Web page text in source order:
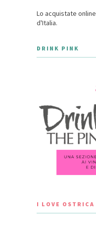
Lo acquistate online
d'Italia.
DRINK PINK
I LOVE OSTRICA